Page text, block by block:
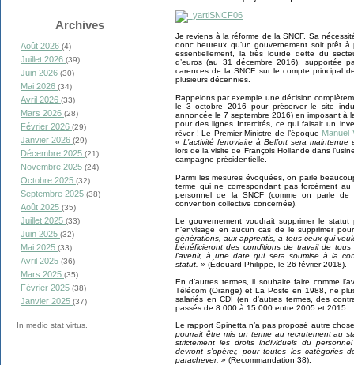
Archives
Août 2026 (4)
Juillet 2026 (39)
Juin 2026 (30)
Mai 2026 (34)
Avril 2026 (33)
Mars 2026 (28)
Février 2026 (29)
Janvier 2026 (29)
Décembre 2025 (21)
Novembre 2025 (24)
Octobre 2025 (32)
Septembre 2025 (38)
Août 2025 (35)
Juillet 2025 (33)
Juin 2025 (32)
Mai 2025 (33)
Avril 2025 (36)
Mars 2025 (35)
Février 2025 (38)
Janvier 2025 (37)
In medio stat virtus.
Je reviens à la réforme de la SNCF. Sa
donc heureux qu’un gouvernement soit prêt
essentiellement, la très lourde dette du
d’euros (au 31 décembre 2016), supportée
carences de la SNCF sur le compte principal
plusieurs décennies.
Rappelons par exemple une décision
le 3 octobre 2016 pour préserver le site
annoncée le 7 septembre 2016) en imposant à
pour des lignes Intercités, ce qui faisait un
rêver ! Le Premier Ministre de l’époque Manuel
« L’activité ferroviaire à Belfort sera
lors de la visite de François Hollande dans
campagne présidentielle.
Parmi les mesures évoquées, on parle
terme qui ne correspondant pas forcément
personnel de la SNCF (comme on parle
convention collective concernée).
Le gouvernement voudrait supprimer le
n’envisage en aucun cas de le supprimer
générations, aux apprentis, à tous ceux qui
bénéficieront des conditions de travail de
l’avenir, à une date qui sera soumise à la
statut. » (Édouard Philippe, le 26 février 2018).
En d’autres termes, il souhaite faire comme
Télécom (Orange) et La Poste en 1988, ne
salariés en CDI (en d’autres termes, des
passés de 8 000 à 15 000 entre 2005 et 2015.
Le rapport Spinetta n’a pas proposé autre
pourrait être mis un terme au recrutement au
strictement les droits individuels du
devront s’opérer, pour toutes les catégories
parachever. » (Recommandation 38).